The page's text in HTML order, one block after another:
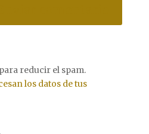
reducir el spam.
los datos de tus